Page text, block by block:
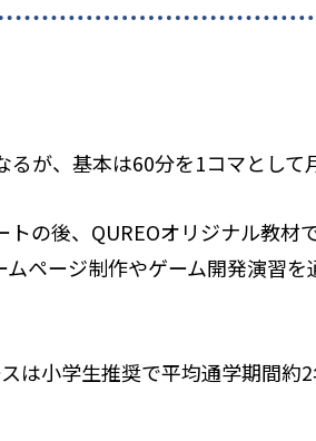
が、基本は60分を1コマとして
の後、QUREOオリジナル教材
ページ制作やゲーム開発演習
は小学生推奨で平均通学期間約